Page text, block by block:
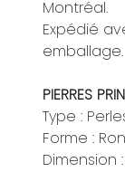
Montréal.
Expédié
emballage.
PIERRES
Type :
Forme :
Dimension